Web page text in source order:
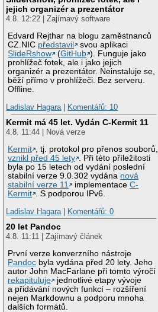
jejich organizér a prezentátor
4.8. 12:22 | Zajímavý software
Edvard Rejthar na blogu zaměstnanců
CZ.NIC představil
svou aplikaci
SlideRshow
(GitHub ). Funguje jako
prohlížeč fotek, ale i jako jejich
organizér a prezentátor. Neinstaluje se,
běží přímo v prohlížeči. Bez serveru.
Offline.
Ladislav Hagara | Komentářů: 10
Kermit má 45 let. Vydán C-Kermit 11
4.8. 11:44 | Nová verze
Kermit , tj. protokol pro přenos souborů,
vznikl před 45 lety . Při této příležitosti
byla po 15 letech od vydání poslední
stabilní verze 9.0.302 vydána nová
stabilní verze 11
implementaceC-
Kermit . S podporou IPv6.
Ladislav Hagara | Komentářů: 0
20 let Pandoc
4.8. 11:11 | Zajímavý článek
První verze konverzního nástroje
Pandoc byla vydána před 20 lety. Jeho
autor John MacFarlane při tomto výročí
rekapituluje
jednotlivé etapy vývoje
a přidávání nových funkcí – rozšíření
nejen Markdownu a podporu mnoha
dalších formátů.